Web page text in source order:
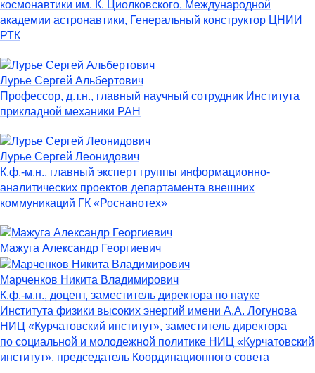
космонавтики им. К. Циолковского, Международной
академии астронавтики, Генеральный конструктор ЦНИИ
РТК
Лурье Сергей Альбертович
Профессор, д.т.н., главный научный сотрудник Института
прикладной механики РАН
Лурье Сергей Леонидович
К.ф.-м.н., главный эксперт группы информационно-
аналитических проектов департамента внешних
коммуникаций ГК «Роснанотех»
Мажуга Александр Георгиевич
Марченков Никита Владимирович
К.ф.-м.н., доцент, заместитель директора по науке
Института физики высоких энергий имени А.А. Логунова
НИЦ «Курчатовский институт», заместитель директора
по социальной и молодежной политике НИЦ «Курчатовский
институт», председатель Координационного совета